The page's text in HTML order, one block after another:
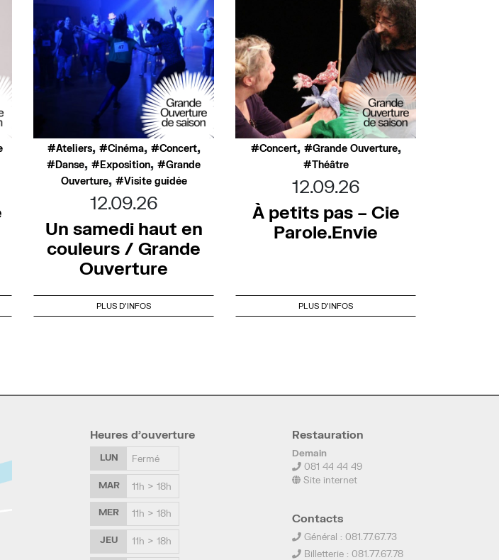
Ateliers, Cinéma, Concert,
Danse, Exposition,
Grande
Ouverture, Visite guidée
12.09.26
Un samedi haut en
couleurs / Grande
Ouverture
PLUS D'INFOS
Concert, Grande Ouverture,
Théâtre
12.09.26
À petits pas – Cie
Parole.Envie
PLUS D'INFOS
Heures d’ouverture
LUN Fermé
MAR 11h > 18h
MER 11h > 18h
JEU 11h > 18h
Restauration
Demain
081 44 44 49
Site internet
Contacts
Général : 081.77.67.73
Billetterie : 081.77.67.78